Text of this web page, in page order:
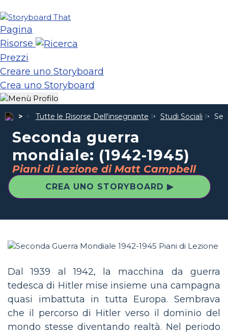
Pagina
Risorse
Prezzi
Creare uno Storyboard
Crea uno Storyboard
Tutte le Risorse Dell'insegnante Studi Sociali
Seconda guerra
mondiale: (1942-1945)
Piani di Lezione di Matt Campbell
CREA UNO STORYBOARD ▶
Dal 1939 al 1942, la macchina da guerra
tedesca di Hitler mise insieme una campagna
quasi imbattuta in tutta Europa. Sembrava
che il percorso di Hitler verso il dominio del
mondo stesse diventando realtà. Nel periodo